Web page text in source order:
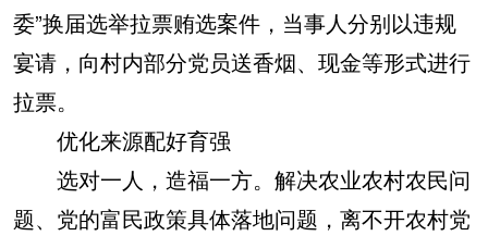
委”换届选举拉票贿选案件，当事人分别以违规
宴请，向村内部分党员送香烟、现金等形式进行
拉票。
优化来源配好育强
选对一人，造福一方。解决农业农村农民问
题、党的富民政策具体落地问题，离不开农村党